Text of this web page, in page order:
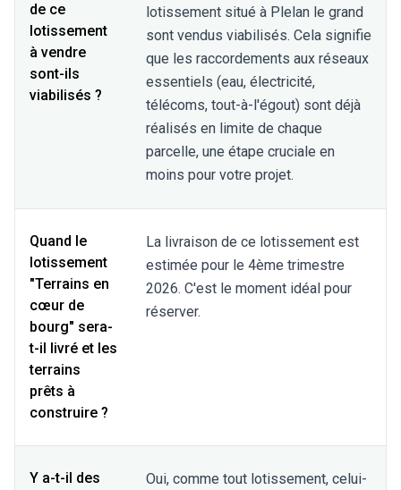
de ce
lotissement
à vendre
sont-ils
viabilisés ?
lotissement situé à Plelan le grand
sont vendus viabilisés. Cela signifie
que les raccordements aux réseaux
essentiels (eau, électricité,
télécoms, tout-à-l'égout) sont déjà
réalisés en limite de chaque
parcelle, une étape cruciale en
moins pour votre projet.
Quand le
lotissement
"Terrains en
cœur de
bourg" sera-
t-il livré et les
terrains
prêts à
construire ?
La livraison de ce lotissement est
estimée pour le 4ème trimestre
2026. C'est le moment idéal pour
réserver.
Y a-t-il des
Oui, comme tout lotissement, celui-